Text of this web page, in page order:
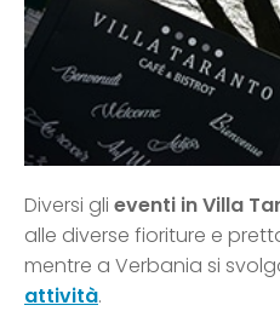
Diversi gli eventi in Villa
alle diverse fioriture e
mentre a Verbania si
attività.